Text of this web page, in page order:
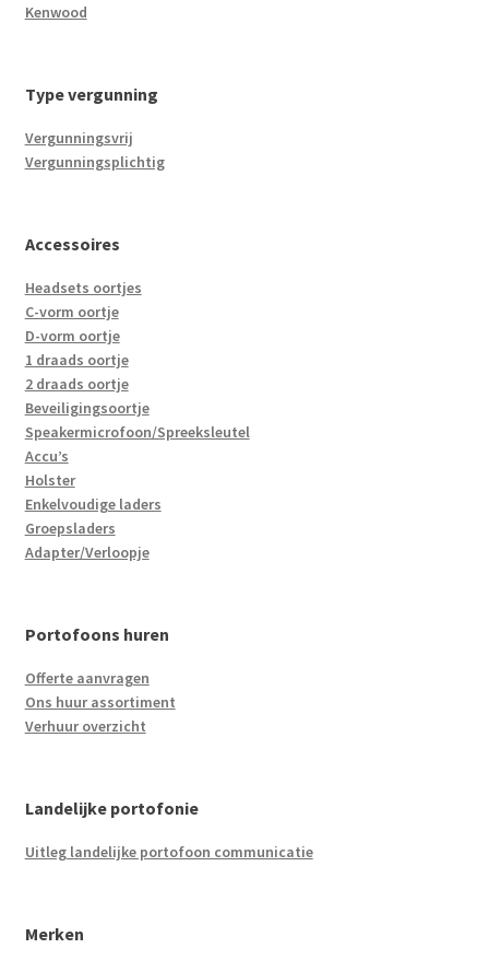
Kenwood
Type vergunning
Vergunningsvrij
Vergunningsplichtig
Accessoires
Headsets oortjes
C-vorm oortje
D-vorm oortje
1 draads oortje
2 draads oortje
Beveiligingsoortje
Speakermicrofoon/Spreeksleutel
Accu’s
Holster
Enkelvoudige laders
Groepsladers
Adapter/Verloopje
Portofoons huren
Offerte aanvragen
Ons huur assortiment
Verhuur overzicht
Landelijke portofonie
Uitleg landelijke portofoon communicatie
Merken